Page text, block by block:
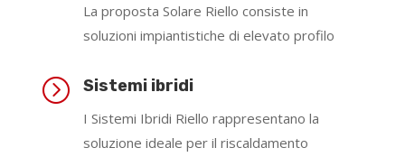
La proposta Solare Riello consiste in
soluzioni impiantistiche di elevato profilo
= Sistemi ibridi
I Sistemi Ibridi Riello rappresentano la
soluzione ideale per il riscaldamento